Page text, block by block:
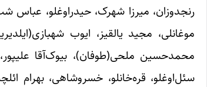
رنجدوزان، میرزا شهرک، حیدراوغلو، عباس
موغانلی، مجید یالقیز، ایوب
محمدحسین ملحی(طوفان)، بیوک‌آقا
سئل‌اوغلو، قره‌خانلو، خسروشاهی، بهرام